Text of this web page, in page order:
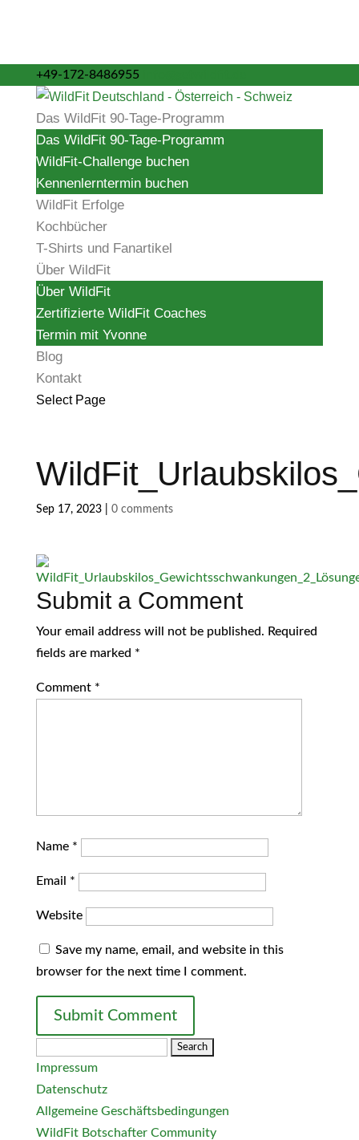
+49-172-8486955
Das WildFit 90-Tage-Programm
Das WildFit 90-Tage-Programm
WildFit-Challenge buchen
Kennenlerntermin buchen
WildFit Erfolge
Kochbücher
T-Shirts und Fanartikel
Über WildFit
Über WildFit
Zertifizierte WildFit Coaches
Termin mit Yvonne
Blog
Kontakt
Select Page
Sep 17, 2023| 0 comments
Submit a Comment
Your email address will not be published. Required
fields are marked *
Comment *
Name *
Email *
Website
Save my name, email, and website in this
browser for the next time I comment.
for:
Impressum
Datenschutz
Allgemeine Geschäftsbedingungen
WildFit Botschafter Community